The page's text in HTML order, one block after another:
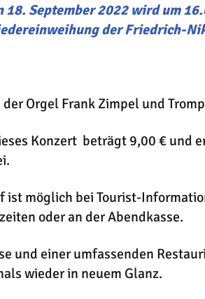
18. September 2022 wird um
der Friedrich-
der Orgel Frank Zimpel und
Konzert beträgt 9,00 € und
ist möglich bei Tourist-
oder an der Abendkasse.
und einer umfassenden
wieder in neuem Glanz.